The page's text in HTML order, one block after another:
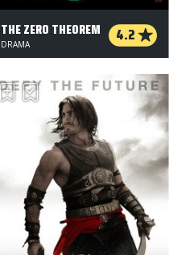
THE ZERO THEOREM 4.2
DRAMA